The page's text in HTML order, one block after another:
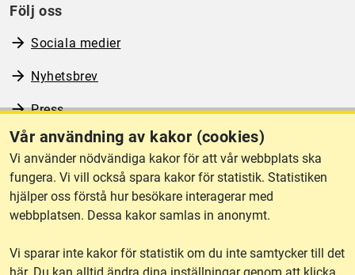
Vår användning av kakor (cookies)
Vi använder nödvändiga kakor för att vår webbplats ska
fungera. Vi vill också spara kakor för statistik. Statistiken
hjälper oss förstå hur besökare interagerar med
webbplatsen. Dessa kakor samlas in anonymt.
Vi sparar inte kakor för statistik om du inte samtycker till det
här. Du kan alltid ändra dina inställningar genom att klicka
Följ oss
Sociala medier
Nyhetsbrev
Press
RSS
Om webbplatsen
Tillgänglighet